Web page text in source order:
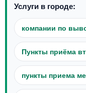
Услуги в городе:
компании по
Пункты приёма
пункты приема